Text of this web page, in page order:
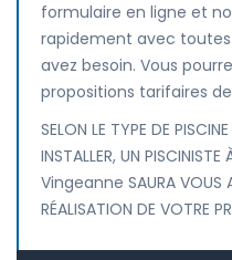
formulaire en ligne et
rapidement avec
avez besoin. Vous
propositions tarifaires
SELON LE TYPE DE
INSTALLER, UN
Vingeanne SAURA VOUS
RÉALISATION DE VOTRE